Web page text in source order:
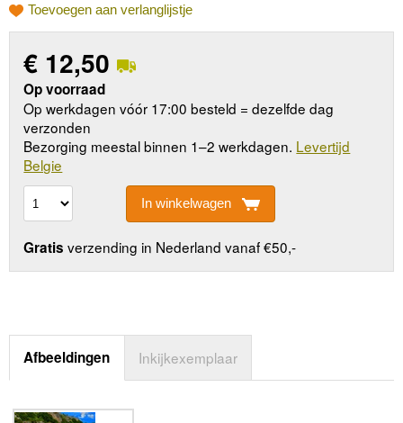
Toevoegen aan verlanglijstje
€ 12,50
Op voorraad
Op werkdagen vóór 17:00 besteld = dezelfde dag
verzonden
Bezorging meestal binnen 1–2 werkdagen. Levertijd
Belgie
In winkelwagen
Gratis verzending in Nederland vanaf €50,-
Afbeeldingen Inkijkexemplaar